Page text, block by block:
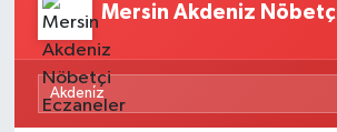
Mersin Akdeniz